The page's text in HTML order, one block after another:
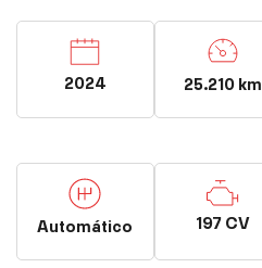
2024 25.210 km
Automático 197 CV